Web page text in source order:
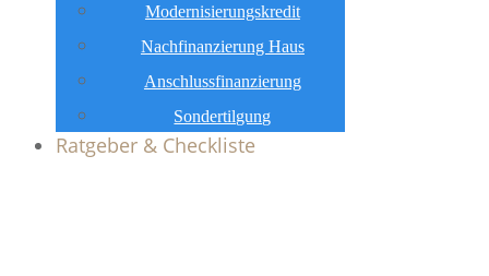
Modernisierungskredit
Nachfinanzierung Haus
Anschlussfinanzierung
Sondertilgung
Ratgeber & Checkliste